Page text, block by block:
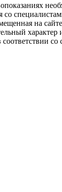
со
на
характер